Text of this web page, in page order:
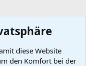
diese Website
den Komfort bei der